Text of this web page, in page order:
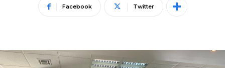
Facebook Twitter